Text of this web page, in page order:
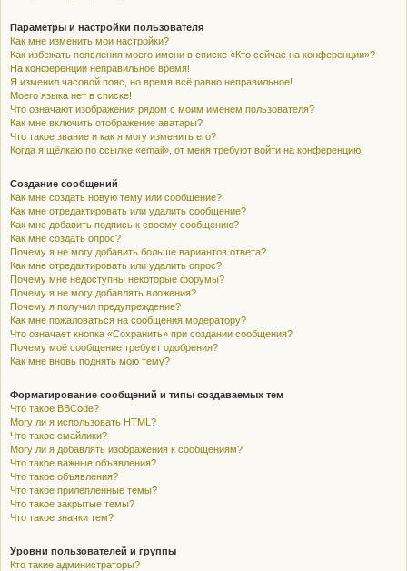
Параметры и настройки пользователя
Как мне изменить мои настройки?
Как избежать появления моего имени в списке «Кто сейчас на конференции»?
На конференции неправильное время!
Я изменил часовой пояс, но время всё равно неправильное!
Моего языка нет в списке!
Что означают изображения рядом с моим именем пользователя?
Как мне включить отображение аватары?
Что такое звание и как я могу изменить его?
Когда я щёлкаю по ссылке «email», от меня требуют войти на конференцию!
Создание сообщений
Как мне создать новую тему или сообщение?
Как мне отредактировать или удалить сообщение?
Как мне добавить подпись к своему сообщению?
Как мне создать опрос?
Почему я не могу добавить больше вариантов ответа?
Как мне отредактировать или удалить опрос?
Почему мне недоступны некоторые форумы?
Почему я не могу добавлять вложения?
Почему я получил предупреждение?
Как мне пожаловаться на сообщения модератору?
Что означает кнопка «Сохранить» при создании сообщения?
Почему моё сообщение требует одобрения?
Как мне вновь поднять мою тему?
Форматирование сообщений и типы создаваемых тем
Что такое BBCode?
Могу ли я использовать HTML?
Что такое смайлики?
Могу ли я добавлять изображения к сообщениям?
Что такое важные объявления?
Что такое объявления?
Что такое прилепленные темы?
Что такое закрытые темы?
Что такое значки тем?
Уровни пользователей и группы
Кто такие администраторы?